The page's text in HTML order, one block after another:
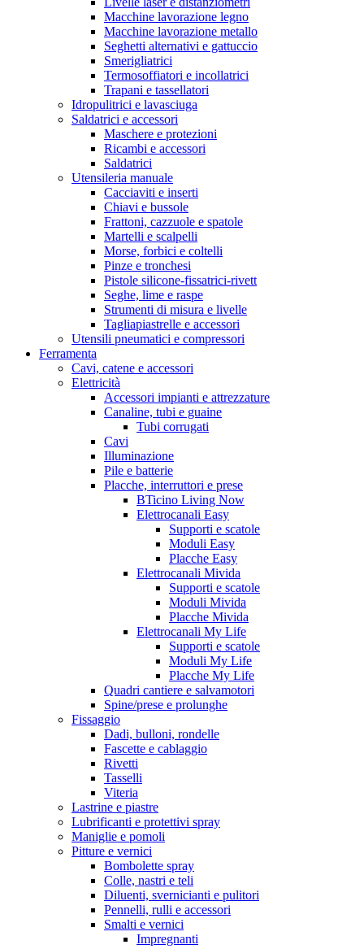
Macchine lavorazione legno
Macchine lavorazione metallo
Seghetti alternativi e gattuccio
Smerigliatrici
Termosoffiatori e incollatrici
Trapani e tassellatori
Idropulitrici e lavasciuga
Saldatrici e accessori
Maschere e protezioni
Ricambi e accessori
Saldatrici
Utensileria manuale
Cacciaviti e inserti
Chiavi e bussole
Frattoni, cazzuole e spatole
Martelli e scalpelli
Morse, forbici e coltelli
Pinze e tronchesi
Pistole silicone-fissatrici-rivett
Seghe, lime e raspe
Strumenti di misura e livelle
Tagliapiastrelle e accessori
Utensili pneumatici e compressori
Ferramenta
Cavi, catene e accessori
Elettricità
Accessori impianti e attrezzature
Canaline, tubi e guaine
Tubi corrugati
Cavi
Illuminazione
Pile e batterie
Placche, interruttori e prese
BTicino Living Now
Elettrocanali Easy
Supporti e scatole
Moduli Easy
Placche Easy
Elettrocanali Mivida
Supporti e scatole
Moduli Mivida
Placche Mivida
Elettrocanali My Life
Supporti e scatole
Moduli My Life
Placche My Life
Quadri cantiere e salvamotori
Spine/prese e prolunghe
Fissaggio
Dadi, bulloni, rondelle
Fascette e cablaggio
Rivetti
Tasselli
Viteria
Lastrine e piastre
Lubrificanti e protettivi spray
Maniglie e pomoli
Pitture e vernici
Bombolette spray
Colle, nastri e teli
Diluenti, svernicianti e pulitori
Pennelli, rulli e accessori
Smalti e vernici
Impregnanti